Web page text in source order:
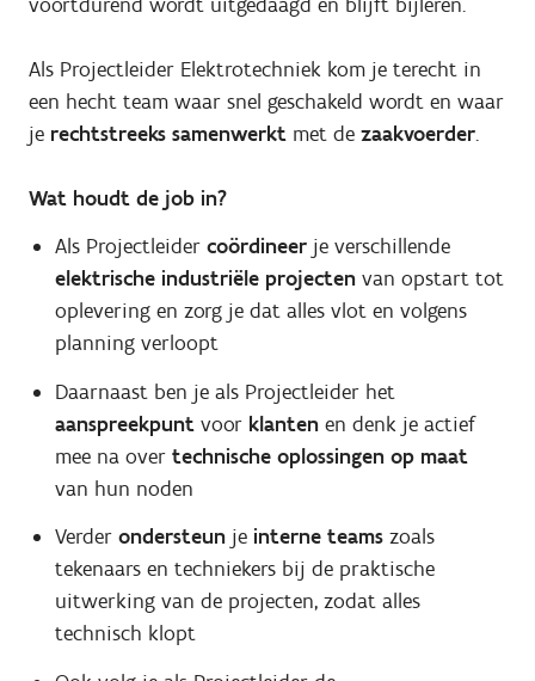
Als Projectleider Elektrotechniek kom je terecht in
een hecht team waar snel geschakeld wordt en waar
je rechtstreeks samenwerkt met de zaakvoerder.
Wat houdt de job in?
Als Projectleider coördineer je verschillende
elektrische industriële projectenvan opstart tot
oplevering en zorg je dat alles vlot en volgens
planning verloopt
Daarnaast ben je als Projectleider het
aanspreekpunt voor klanten en denk je actief
mee na over technische oplossingen op maat
van hun noden
Verder ondersteun je interne teams zoals
tekenaars en techniekers bij de praktische
uitwerking van de projecten, zodat alles
technisch klopt